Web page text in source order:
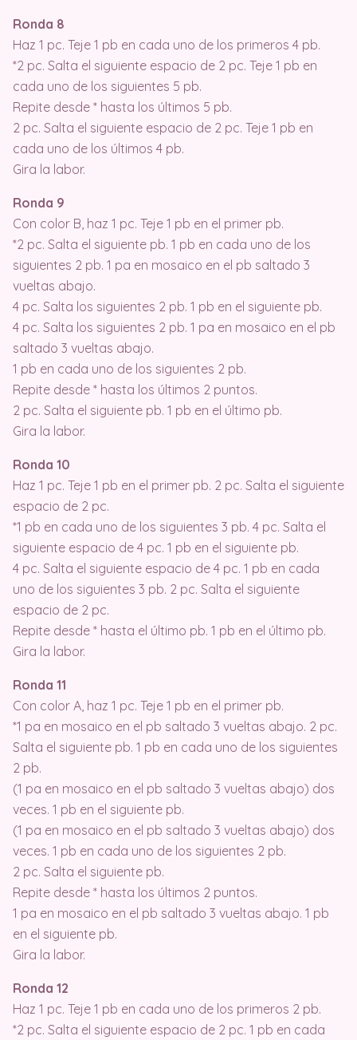
Ronda 8
Haz 1 pc. Teje 1 pb en cada uno de los primeros 4 pb.
*2 pc. Salta el siguiente espacio de 2 pc. Teje 1 pb en
cada uno de los siguientes 5 pb.
Repite desde * hasta los últimos 5 pb.
2 pc. Salta el siguiente espacio de 2 pc. Teje 1 pb en
cada uno de los últimos 4 pb.
Gira la labor.
Ronda 9
Con color B, haz 1 pc. Teje 1 pb en el primer pb.
*2 pc. Salta el siguiente pb. 1 pb en cada uno de los
siguientes 2 pb. 1 pa en mosaico en el pb saltado 3
vueltas abajo.
4 pc. Salta los siguientes 2 pb. 1 pb en el siguiente pb.
4 pc. Salta los siguientes 2 pb. 1 pa en mosaico en el pb
saltado 3 vueltas abajo.
1 pb en cada uno de los siguientes 2 pb.
Repite desde * hasta los últimos 2 puntos.
2 pc. Salta el siguiente pb. 1 pb en el último pb.
Gira la labor.
Ronda 10
Haz 1 pc. Teje 1 pb en el primer pb. 2 pc. Salta el siguiente
espacio de 2 pc.
*1 pb en cada uno de los siguientes 3 pb. 4 pc. Salta el
siguiente espacio de 4 pc. 1 pb en el siguiente pb.
4 pc. Salta el siguiente espacio de 4 pc. 1 pb en cada
uno de los siguientes 3 pb. 2 pc. Salta el siguiente
espacio de 2 pc.
Repite desde * hasta el último pb. 1 pb en el último pb.
Gira la labor.
Ronda 11
Con color A, haz 1 pc. Teje 1 pb en el primer pb.
*1 pa en mosaico en el pb saltado 3 vueltas abajo. 2 pc.
Salta el siguiente pb. 1 pb en cada uno de los siguientes
2 pb.
(1 pa en mosaico en el pb saltado 3 vueltas abajo) dos
veces. 1 pb en el siguiente pb.
(1 pa en mosaico en el pb saltado 3 vueltas abajo) dos
veces. 1 pb en cada uno de los siguientes 2 pb.
2 pc. Salta el siguiente pb.
Repite desde * hasta los últimos 2 puntos.
1 pa en mosaico en el pb saltado 3 vueltas abajo. 1 pb
en el siguiente pb.
Gira la labor.
Ronda 12
Haz 1 pc. Teje 1 pb en cada uno de los primeros 2 pb.
*2 pc. Salta el siguiente espacio de 2 pc. 1 pb en cada